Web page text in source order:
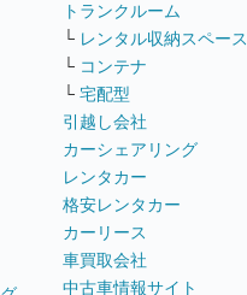
トランクルーム
└ レンタル収納スペース
└ コンテナ
└ 宅配型
引越し会社
カーシェアリング
レンタカー
格安レンタカー
カーリース
車買取会社
中古車情報サイト